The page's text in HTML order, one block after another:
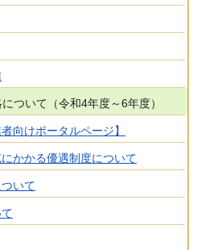
ついて（令和4年度～6年度）
向けポータルページ】
かかる優遇制度について
いて